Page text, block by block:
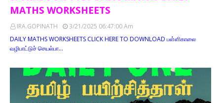
MATHS WORKSHEETS
IRA.GOPINATH
3/21/2025 06:47:00 Am
DAILY MATHS WORKSHEETS CLICK HERE TO DOWNLOAD பள்ளிகாலை
வழிபாட்டுச் செயல்பா…